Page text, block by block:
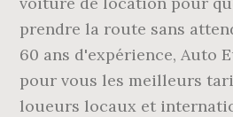
prendre la route sans
60 ans d'expérience, Auto
pour vous les meilleurs
loueurs locaux et